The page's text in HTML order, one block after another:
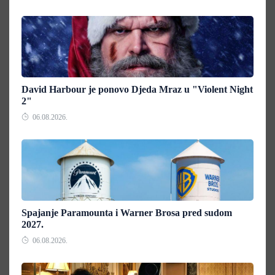
David Harbour je ponovo Djeda Mraz u "Violent Night
2"
06.08.2026.
Spajanje Paramounta i Warner Brosa pred sudom
2027.
06.08.2026.